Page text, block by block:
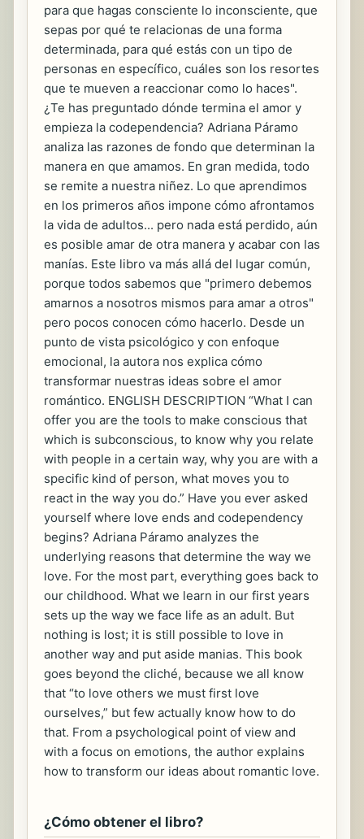
para que hagas consciente lo inconsciente, que
sepas por qué te relacionas de una forma
determinada, para qué estás con un tipo de
personas en específico, cuáles son los resortes
que te mueven a reaccionar como lo haces".
¿Te has preguntado dónde termina el amor y
empieza la codependencia? Adriana Páramo
analiza las razones de fondo que determinan la
manera en que amamos. En gran medida, todo
se remite a nuestra niñez. Lo que aprendimos
en los primeros años impone cómo afrontamos
la vida de adultos... pero nada está perdido, aún
es posible amar de otra manera y acabar con las
manías. Este libro va más allá del lugar común,
porque todos sabemos que "primero debemos
amarnos a nosotros mismos para amar a otros"
pero pocos conocen cómo hacerlo. Desde un
punto de vista psicológico y con enfoque
emocional, la autora nos explica cómo
transformar nuestras ideas sobre el amor
romántico. ENGLISH DESCRIPTION “What I can
offer you are the tools to make conscious that
which is subconscious, to know why you relate
with people in a certain way, why you are with a
specific kind of person, what moves you to
react in the way you do.” Have you ever asked
yourself where love ends and codependency
begins? Adriana Páramo analyzes the
underlying reasons that determine the way we
love. For the most part, everything goes back to
our childhood. What we learn in our first years
sets up the way we face life as an adult. But
nothing is lost; it is still possible to love in
another way and put aside manias. This book
goes beyond the cliché, because we all know
that “to love others we must first love
ourselves,” but few actually know how to do
that. From a psychological point of view and
with a focus on emotions, the author explains
how to transform our ideas about romantic love.
¿Cómo obtener el libro?